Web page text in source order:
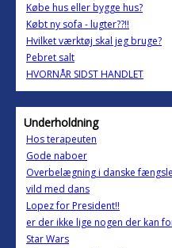
Købe hus eller bygge hus?
Købt ny sofa - lugter??!!
Hvilket værktøj skal jeg bruge?
Pebret salt
HVORNÅR SIDST HANDLET
Underholdning
Hos terapeuten
Gode naboer
Overbelægning i danske
vild med dans
Lopez for President!!
er der ikke lige nogen der kan
Star Wars